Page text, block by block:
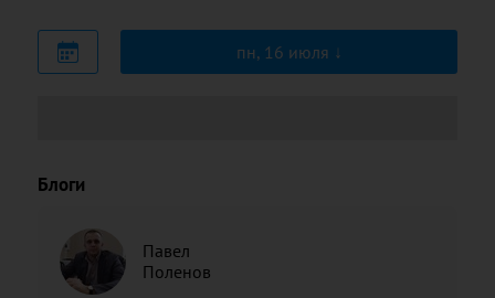
пн, 16 июля
Блоги
Павел
Поленов